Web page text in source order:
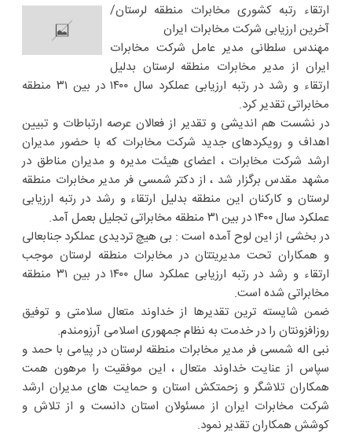
ارتقاء رتبه کشوری مخابرات منطقه لرستان/
آخرین ارزیابی شرکت مخابرات ایران
مهندس سلطانی‌ مدیر عامل شرکت مخابرات
ایران از مدیر مخابرات منطقه لرستان بدلیل
ارتقاء و رشد در رتبه ارزیابی عملکرد سال ۱۴۰۰ در بین ۳۱ منطقه
مخابراتی تقدیر کرد.
در نشست هم اندیشی و تقدیر از فعالان عرصه ارتباطات و تبیین
اهداف و رویکردهای جدید شرکت مخابرات که با حضور مدیران
ارشد شرکت مخابرات ، اعضای هیئت مدیره و مدیران مناطق در
مشهد مقدس برگزار شد ، از دکتر شمسی فر مدیر مخابرات منطقه
لرستان و کارکنان این منطقه بدلیل ارتقاء و رشد در رتبه ارزیابی
عملکرد سال ۱۴۰۰ در بین ۳۱ منطقه مخابراتی تجلیل بعمل آمد.
در بخشی از این لوح آمده است : بی هیچ تردیدی عملکرد جنابعالی
و همکاران تحت مدیریتتان در مخابرات منطقه لرستان موجب
ارتقاء و رشد در رتبه ارزیابی عملکرد سال ۱۴۰۰ در بین ۳۱ منطقه
مخابراتی شده است.
ضمن شایسته ترین تقدیرها از خداوند متعال سلامتی و توفیق
روزافزونتان را در خدمت به نظام جمهوری اسلامی آرزومندم.
نبی اله شمسی فر مدیر مخابرات منطقه لرستان در پیامی با حمد و
سپاس از عنایت خداوند متعال ، این موفقیت را مرهون همت
همکاران تلاشگر و زحمتکش استان و حمایت های مدیران ارشد
شرکت مخابرات ایران از مسئولان استان دانست و از تلاش و
کوشش همکاران تقدیر نمود.